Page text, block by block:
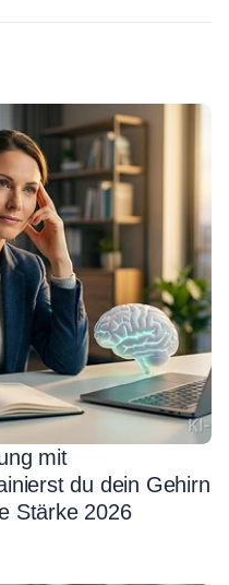
mit
du dein Gehirn
Stärke 2026